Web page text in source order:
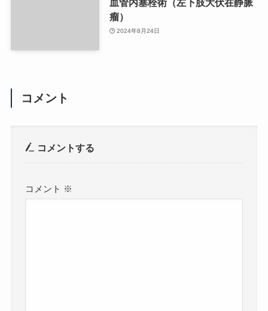
血管内塞栓術（左下肢大伏在静脈
瘤）
2024年8月24日
コメント
コメントする
コメント ※